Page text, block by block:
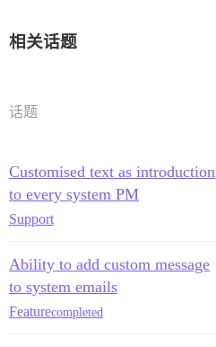
相关话题
话题
Customised text as introduction
to every system PM
Support
Ability to add custom message
to system emails
Featurecompleted